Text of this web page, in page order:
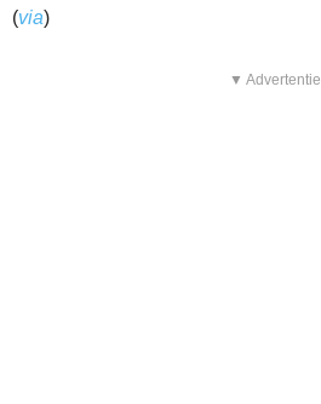
(via)
▼ Advertentie